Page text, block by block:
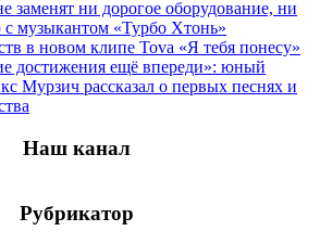
заменят ни дорогое оборудование, ни
музыкантом «Турбо Хтонь»
в новом клипе Tova «Я тебя понесу»
достижения ещё впереди»: юный
Мурзич рассказал о первых песнях и
Наш канал
Рубрикатор